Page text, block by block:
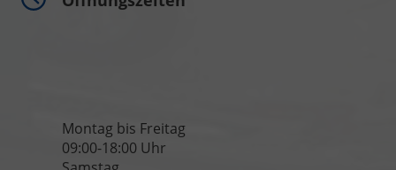
Montag bis Freitag
09:00-18:00 Uhr